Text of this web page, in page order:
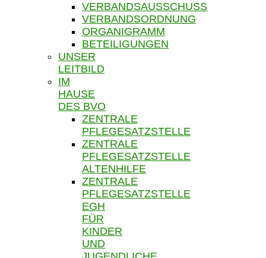
VERBANDSAUSSCHUSS
VERBANDSORDNUNG
ORGANIGRAMM
BETEILIGUNGEN
UNSER
LEITBILD
IM
HAUSE
DES BVO
ZENTRALE
PFLEGESATZSTELLE
ZENTRALE
PFLEGESATZSTELLE
ALTENHILFE
ZENTRALE
PFLEGESATZSTELLE
EGH
FÜR
KINDER
UND